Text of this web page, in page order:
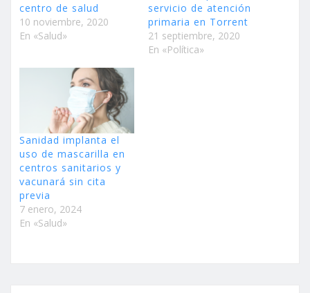
centro de salud
10 noviembre, 2020
En «Salud»
servicio de atención
primaria en Torrent
21 septiembre, 2020
En «Política»
Sanidad implanta el
uso de mascarilla en
centros sanitarios y
vacunará sin cita
previa
7 enero, 2024
En «Salud»